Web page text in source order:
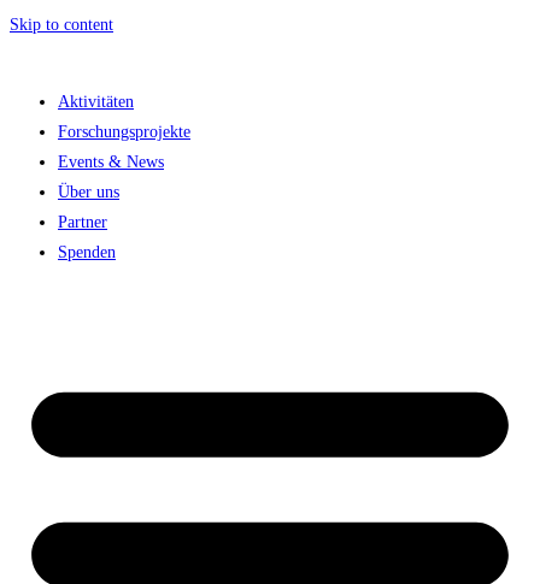
Skip to content
Aktivitäten
Forschungsprojekte
Events & News
Über uns
Partner
Spenden